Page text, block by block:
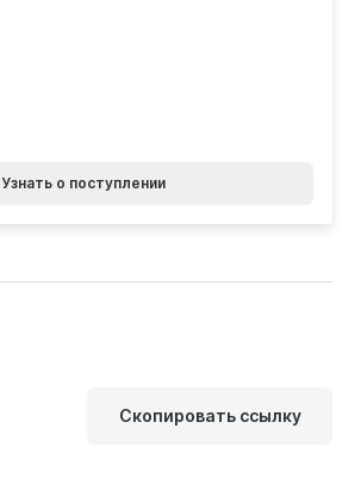
Узнать о поступлении
Скопировать ссылку